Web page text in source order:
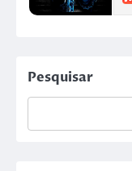
Pesquisar